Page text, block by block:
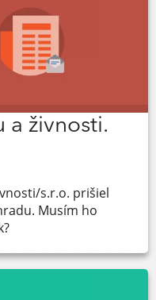
a živnosti.
s.r.o. prišiel
Musím ho